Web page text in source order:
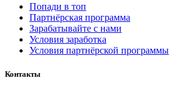
Попади в топ
Партнёрская программа
Зарабатывайте с нами
Условия заработка
Условия партнёрской программы
Контакты